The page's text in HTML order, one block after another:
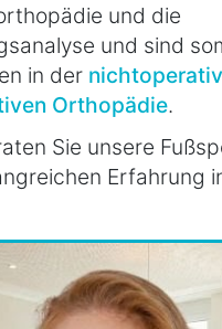
und die
und sind
in der
Orthopädie.
Sie unsere
Erfahrung